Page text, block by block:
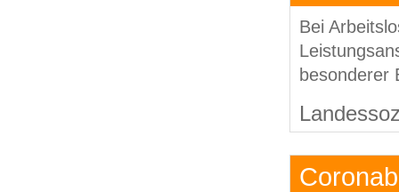
Bei
besonderer